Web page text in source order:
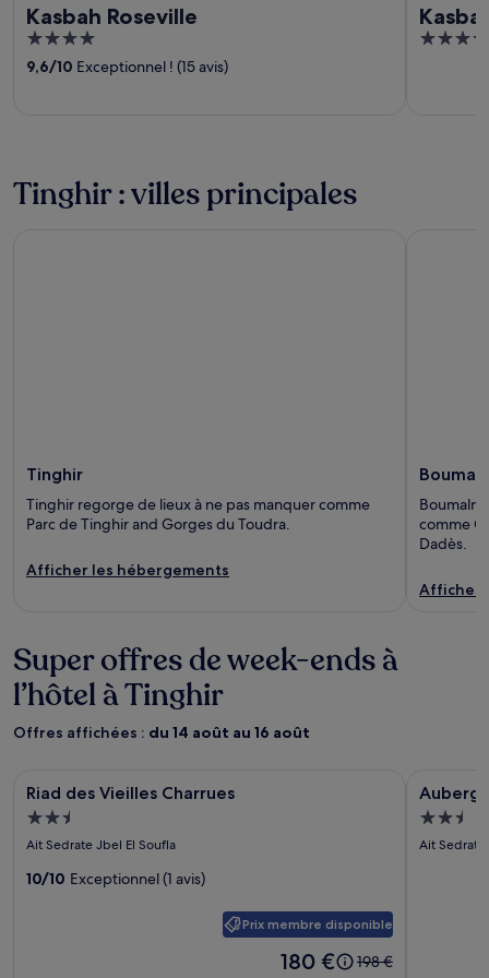
Kasbah Roseville
4
out
9,6/10 Exceptionnel ! (15 avis)
4
Tinghir : villes principales
Tinghir
Tinghir regorge de lieux à ne pas manquer comme
Parc de Tinghir and Gorges du Toudra.
Afficher les hébergements
comme
Dadès.
Afficher
Super offres de week-ends à
l’hôtel à Tinghir
Offres affichées : du 14 août au 16 août
Galerie
d’images
de
l’hébergement
Riad
Riad des Vieilles Charrues
Hébergement
2.5 étoiles
Ait Sedrate Jbel El Soufla
10/10 Exceptionnel (1 avis)
Prix membre disponible
Le
180 €
Le
198 €
Galerie
de
2.5
Ait Sedrate